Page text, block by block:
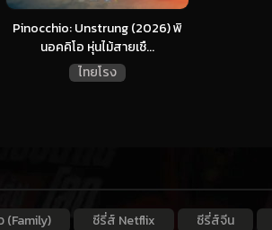
Pinocchio: Unstrung (2026) พิ
นอคคิโอ หุ่นไม้สายเชื...
ไทยโรง
(Family) ซีรี่ส์ Netflix ซีรี่ส์จีน